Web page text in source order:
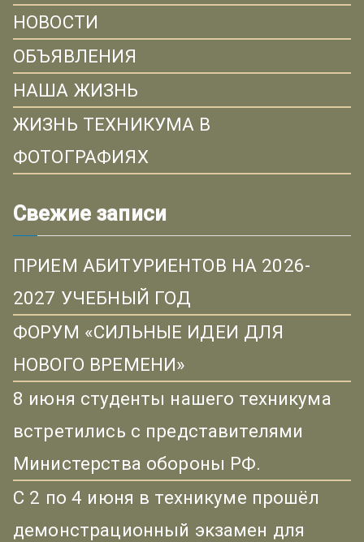
НОВОСТИ
ОБЪЯВЛЕНИЯ
НАША ЖИЗНЬ
ЖИЗНЬ ТЕХНИКУМА В
ФОТОГРАФИЯХ
Свежие записи
ПРИЕМ АБИТУРИЕНТОВ НА 2026-
2027 УЧЕБНЫЙ ГОД
ФОРУМ «СИЛЬНЫЕ ИДЕИ ДЛЯ
НОВОГО ВРЕМЕНИ»
8 июня студенты нашего техникума
встретились с представителями
Министерства обороны РФ.
С 2 по 4 июня в техникуме прошёл
демонстрационный экзамен для